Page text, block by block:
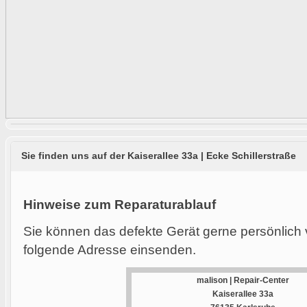
Sie finden uns auf der Kaiserallee 33a | Ecke Schillerstraße
Hinweise zum Reparaturablauf
Sie können das defekte Gerät gerne
folgende Adresse einsenden.
malison | Repair-Center
Kaiserallee 33a